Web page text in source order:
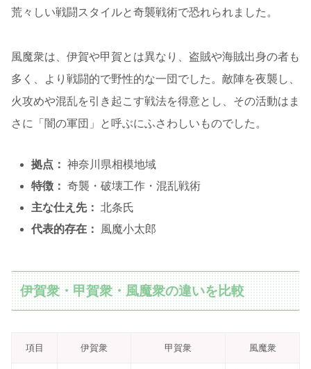
荒々しい戦闘スタイルと奇襲戦術で恐れられました。
風魔衆は、伊賀や甲賀とは異なり、盗賊や海賊出身の者も
多く、より戦闘的で野性的な一団でした。敵陣を夜襲し、
火攻めや混乱を引き起こす戦法を得意とし、その活動はま
さに「闇の軍団」と呼ぶにふさわしいものでした。
拠点： 神奈川県相模地域
特徴： 奇襲・破壊工作・混乱戦術
主な仕え先： 北条氏
代表的存在：
風魔小太郎
伊賀衆・甲賀衆・風魔衆の違いを比較
項目 伊賀衆 甲賀衆 風魔衆